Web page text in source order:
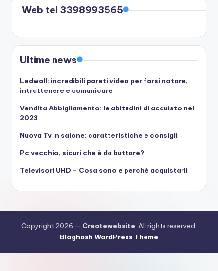
Web tel 3398993565
Ultime news
Ledwall: incredibili pareti video per farsi notare,
intrattenere e comunicare
Vendita Abbigliamento: le abitudini di acquisto nel
2023
Nuova Tv in salone: caratteristiche e consigli
Pc vecchio, sicuri che è da buttare?
Televisori UHD – Cosa sono e perché acquistarli
Copyright 2026 — Createwebsite. All rights reserved.
Bloghash WordPress Theme